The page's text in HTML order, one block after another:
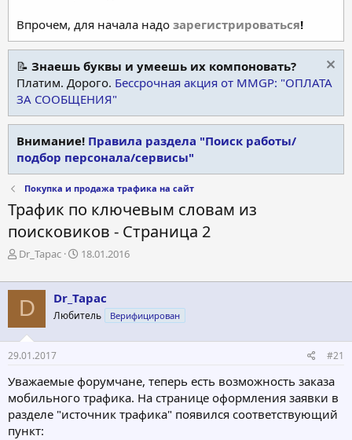
Впрочем, для начала надо зарегистрироваться!
📝 Знаешь буквы и умеешь их компоновать?
Платим. Дорого. Бессрочная акция от MMGP: "ОПЛАТА
ЗА СООБЩЕНИЯ"
Внимание! Правила раздела "Поиск работы/
подбор персонала/сервисы"
Покупка и продажа трафика на сайт
Трафик по ключевым словам из
поисковиков - Страница 2
А
т
е
м
ы
Dr_Tapac
Д
т
а
а
ч
л
а
18.01.2016
D Dr_Tapac
Любитель Верифицирован
29.01.2017 #21
Уважаемые форумчане, теперь есть возможность заказа
мобильного трафика. На странице оформления заявки в
разделе "источник трафика" появился соответствующий
пункт: